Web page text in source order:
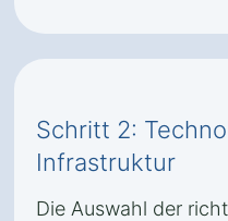
Schritt 2:
Infrastruktur
Die Auswahl der